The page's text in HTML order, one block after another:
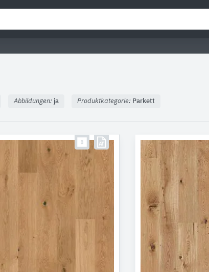
Abbildungen: ja Produktkategorie: Parkett